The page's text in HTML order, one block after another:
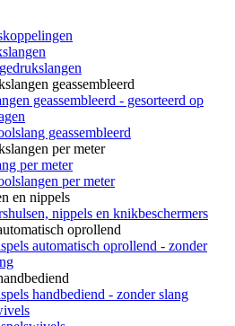
geassembleerd
geassembleerd - gesorteerd op
geassembleerd
per meter
per meter
per meter
en nippels
nippels en knikbeschermers
oprollend
automatisch oprollend - zonder
handbediend - zonder slang